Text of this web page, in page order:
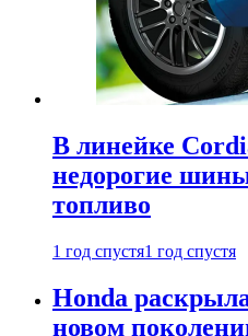
В линейке
недорогие
топливо
1 год спустя1 год спустя
Honda
новом